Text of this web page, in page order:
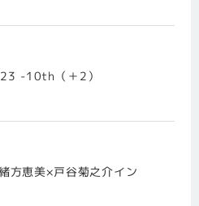
-10th（＋2）
方恵美×戸谷菊之介イン